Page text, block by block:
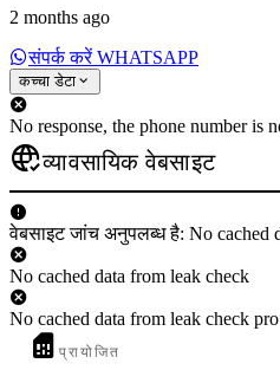
2 months ago
संपर्क करें WHATSAPP
कच्चा डेटा
No response, the phone number is
व्यावसायिक वेबसाइट
वेबसाइट जांच अनुपलब्ध है: No cached
No cached data from leak check
No cached data from leak check pro
प्रायोजित